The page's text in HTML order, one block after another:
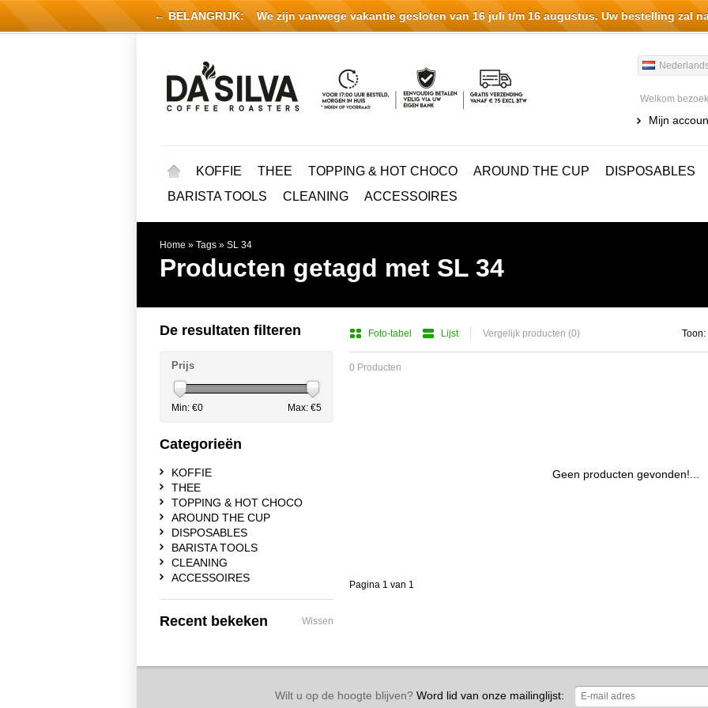
Welkom
Mijn
KOFFIE THEE TOPPING & HOT CHOCO AROUND THE CUP
DISPOSABLES
BARISTA TOOLS
CLEANING ACCESSOIRES
Home » Tags » SL 34
Producten getagd met SL 34
Foto-tabel Lijst Vergelijk producten (0) Toon:
0 Producten
Geen producten gevonden!...
Pagina 1 van 1
De resultaten filteren
Prijs
Min: €0 Max: €5
Categorieën
KOFFIE
THEE
TOPPING & HOT CHOCO
AROUND THE CUP
DISPOSABLES
BARISTA TOOLS
CLEANING
ACCESSOIRES
Recent bekeken Wissen
Wilt u op de hoogte blijven?Word lid van onze mailinglijst:
← BELANGRIJK:We zijn vanwege vakantie gesloten van 16 juli t/m 16 augustus. Uw bestelling zal